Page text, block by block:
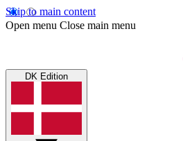
Skip to main content
Open menu Close main menu
DK Edition